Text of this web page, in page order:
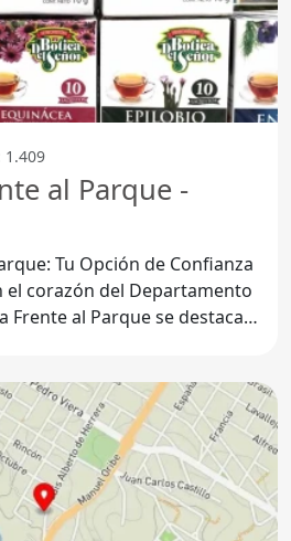
1.409
al Parque -
Tu Opción de Confianza
Frente al Parque se destaca